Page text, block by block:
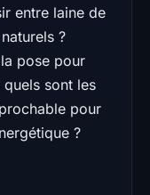
entre laine de
?
pose pour
sont les
pour
?